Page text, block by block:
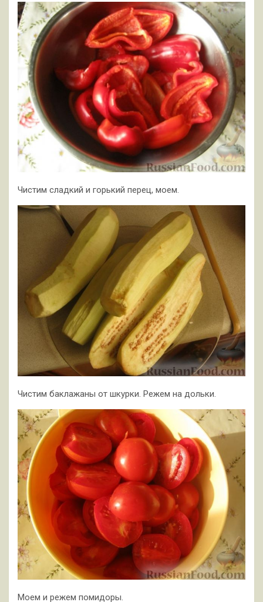
Чистим сладкий и горький перец, моем.
Чистим баклажаны от шкурки. Режем на дольки.
Моем и режем помидоры.